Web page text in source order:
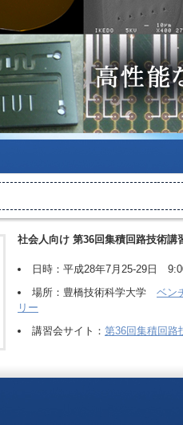
社会人向け 第36回集積回路技術講
日時：平成28年7月25-29日
場所：豊橋技術科学大学 ベン
リー
講習会サイト： 第36回集積回路